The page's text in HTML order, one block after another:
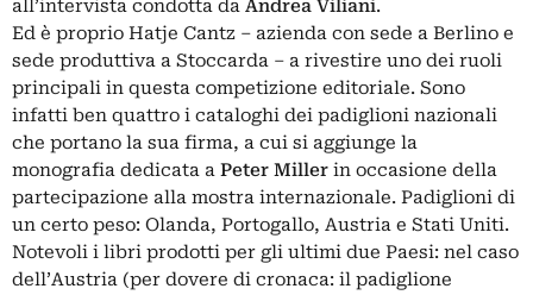
all’intervista condotta da Andrea Viliani.
Ed è proprio Hatje Cantz – azienda con sede a Berlino e
sede produttiva a Stoccarda – a rivestire uno dei ruoli
principali in questa competizione editoriale. Sono
infatti ben quattro i cataloghi dei padiglioni nazionali
che portano la sua firma, a cui si aggiunge la
monografia dedicata a Peter Miller in occasione della
partecipazione alla mostra internazionale. Padiglioni di
un certo peso: Olanda, Portogallo, Austria e Stati Uniti.
Notevoli i libri prodotti per gli ultimi due Paesi: nel caso
dell’Austria (per dovere di cronaca: il padiglione